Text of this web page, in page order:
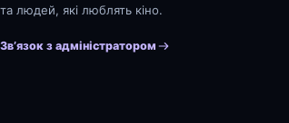
та людей, які люблять кіно.
Зв’язок з адміністратором